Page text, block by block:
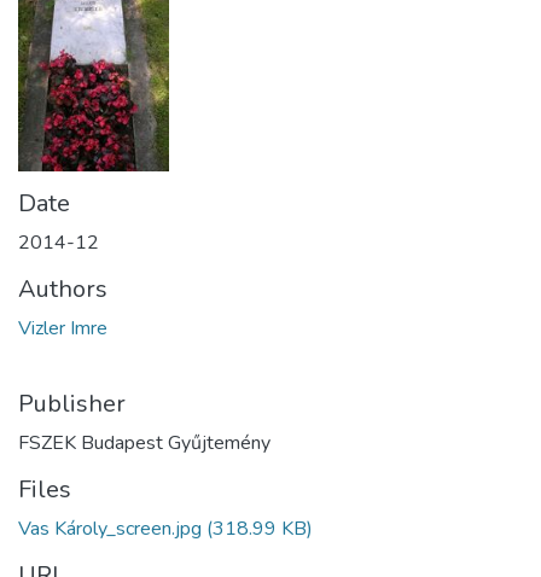
Date
2014-12
Authors
Vizler Imre
Publisher
FSZEK Budapest Gyűjtemény
Files
Vas Károly_screen.jpg (318.99 KB)